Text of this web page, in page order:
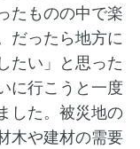
たものの中で楽
だったら地方に
たい」と思った
に行こうと一度
した。被災地の
木や建材の需要